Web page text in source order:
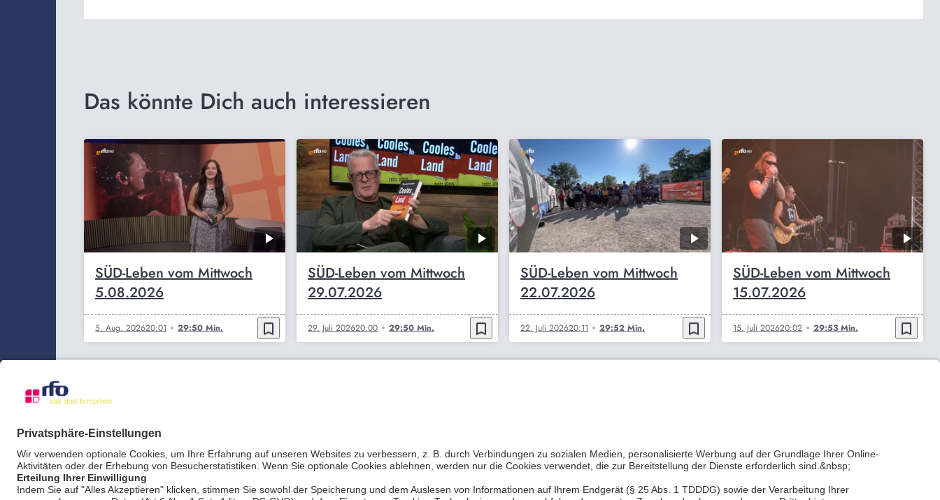
Das könnte Dich auch interessieren
SÜD-Leben vom Mittwoch
5.08.2026
5. Aug. 202620:01 29:50 Min. bookmark_border
SÜD-Leben vom Mittwoch
29.07.2026
29. Juli 202620:00 29:50 Min. bookmark_border
SÜD-Leben vom Mittwoch
22.07.2026
22. Juli 202620:11 29:52 Min. bookmark_border
SÜD-Leben vom Mittwoch
15.07.2026
15. Juli 202620:02 29:53 Min. bookmark_border